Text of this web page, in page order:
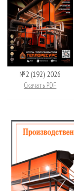
№2 (192) 2026
Скачать PDF